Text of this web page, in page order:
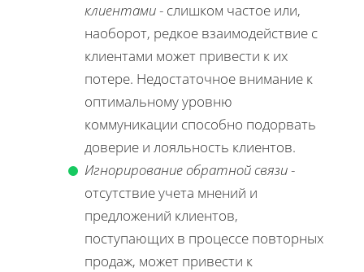
клиентами- слишком частое или,
наоборот, редкое взаимодействие с
клиентами может привести к их
потере. Недостаточное внимание к
оптимальному уровню
коммуникации способно подорвать
доверие и лояльность клиентов.
Игнорирование обратной связи-
отсутствие учета мнений и
предложений клиентов,
поступающих в процессе повторных
продаж, может привести к